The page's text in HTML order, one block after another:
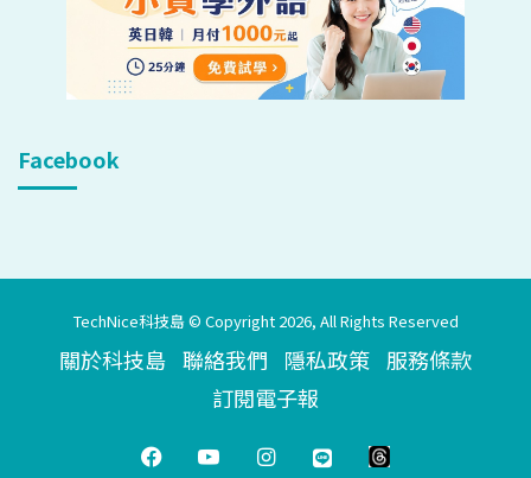
Facebook
TechNice科技島 © Copyright 2026, All Rights Reserved
關於科技島 聯絡我們 隱私政策 服務條款
訂閱電子報